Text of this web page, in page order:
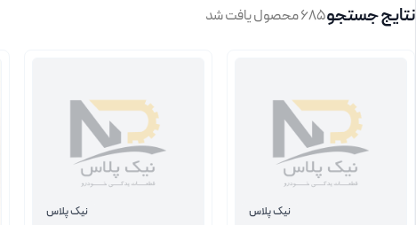
نتایج جستجو۶۸۵ محصول یافت شد
نیک پلاس نیک پلاس